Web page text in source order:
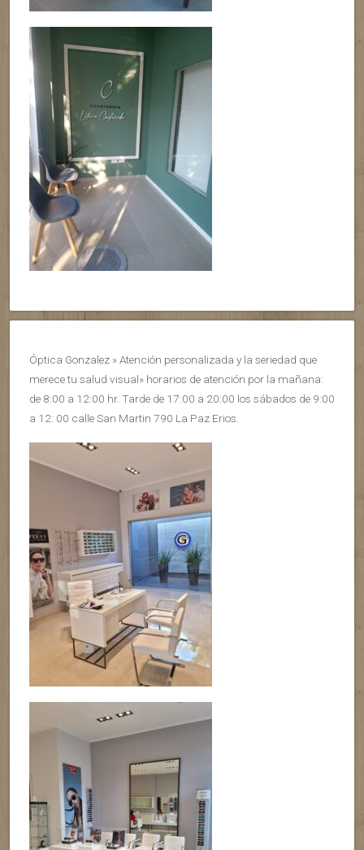
Óptica Gonzalez » Atención personalizada y la seriedad que
merece tu salud visual» horarios de atención por la mañana:
de 8:00 a 12:00 hr. Tarde de 17:00 a 20:00 los sábados de 9:00
a 12: 00 calle San Martin 790 La Paz Erios.